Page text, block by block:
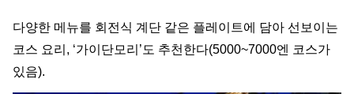
다양한 메뉴를 회전식 계단 같은 플레이트에 담아 선보이는
코스 요리, ‘가이단모리’도 추천한다(5000~7000엔 코스가
있음).